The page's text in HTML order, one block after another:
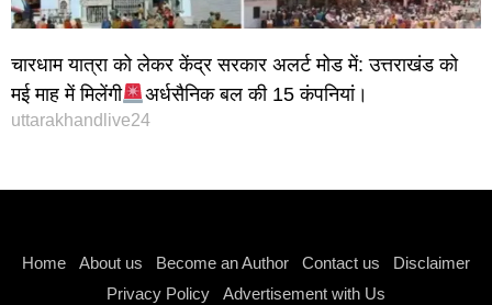
चारधाम यात्रा को लेकर केंद्र सरकार अलर्ट मोड में: उत्तराखंड को
मई माह में मिलेंगी
अर्धसैनिक बल की 15 कंपनियां।
uttarakhandlive24
Home About us Become an Author Contact us
Disclaimer
Privacy Policy
Advertisement with Us